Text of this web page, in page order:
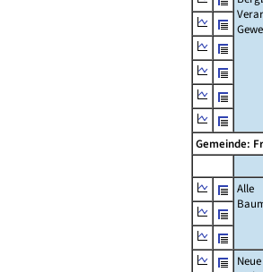
Gemeinde:
Alle
Neue